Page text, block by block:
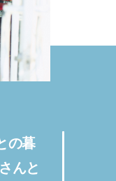
の暮
んと